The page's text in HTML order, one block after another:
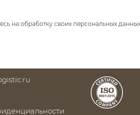
на обработку своих персональных